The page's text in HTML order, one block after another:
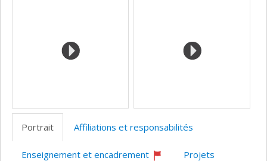
Portrait Affiliations et responsabilités
Enseignement et encadrement
Projets